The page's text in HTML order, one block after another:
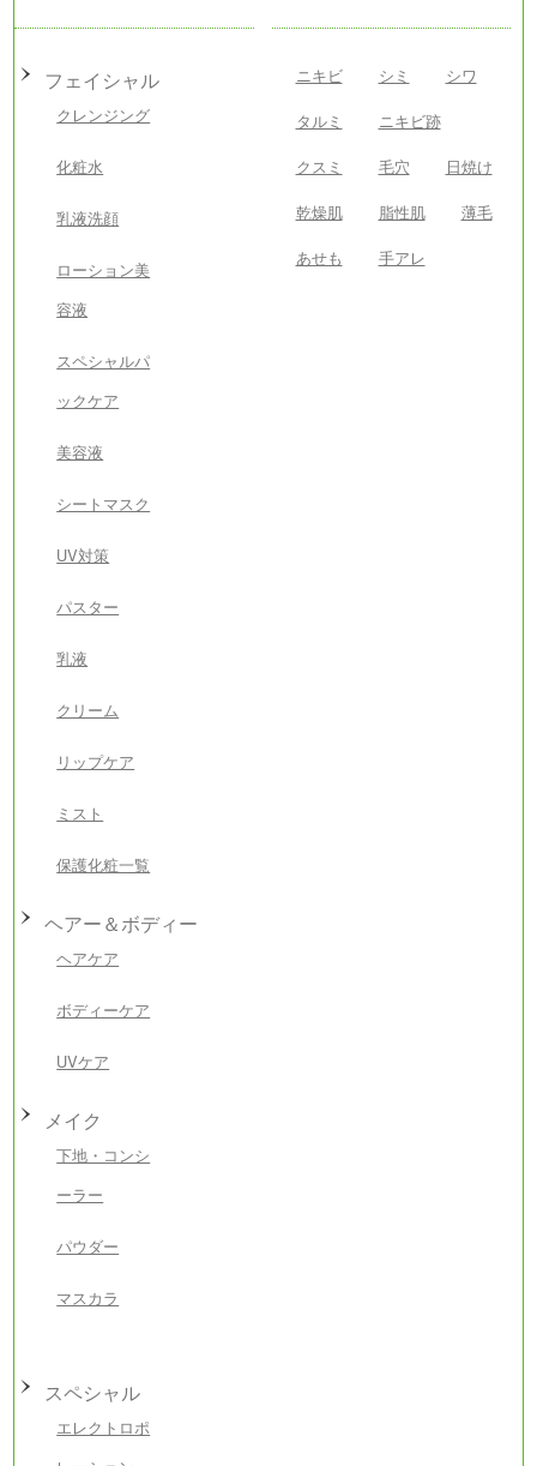
フェイシャル
クレンジング
化粧水
乳液洗顔
ローション美
容液
スペシャルパ
ックケア
美容液
シートマスク
UV対策
パスター
乳液
クリーム
リップケア
ミスト
保護化粧一覧
ヘアー＆ボディー
ヘアケア
ボディーケア
UVケア
メイク
下地・コンシ
ーラー
パウダー
マスカラ
スペシャル
エレクトロポ
ニキビ シミ
シワ
タルミ
ニキビ跡
クスミ
毛穴
日焼け
乾燥肌
脂性肌
薄毛
あせも
手アレ